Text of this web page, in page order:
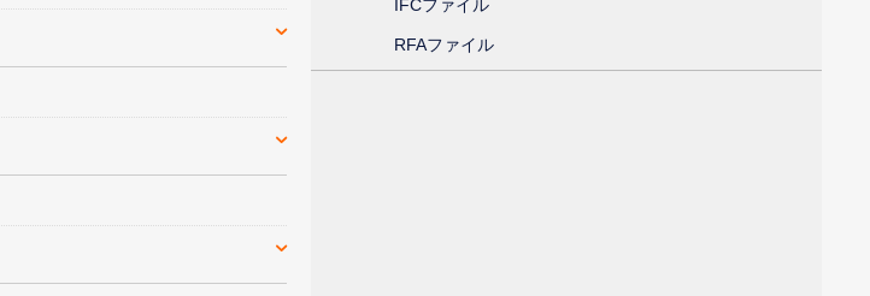
IFCファイル
RFAファイル